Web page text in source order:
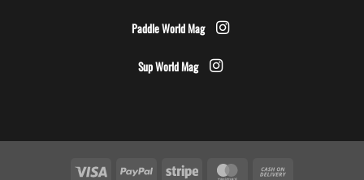
Paddle World Mag
Sup World Mag
Visa PayPal Stripe MasterCard